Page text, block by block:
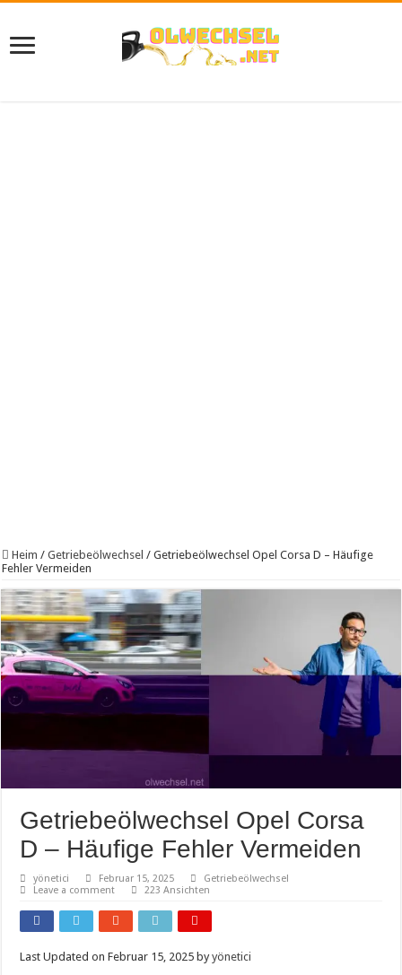
Heim / Getriebeölwechsel / Getriebeölwechsel Opel Corsa D – Häufige
Fehler Vermeiden
Getriebeölwechsel Opel Corsa
D – Häufige Fehler Vermeiden
yönetici Februar 15, 2025
Getriebeölwechsel
Leave a comment
223 Ansichten
Last Updated on Februar 15, 2025 byyönetici